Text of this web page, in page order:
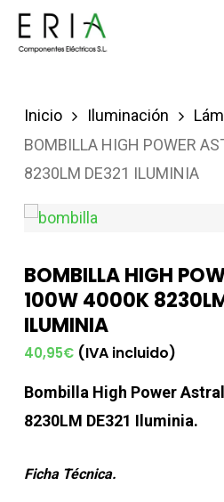
Saltar
Inicio Iluminación
BOMBILLA HIGH POWER
8230LM DE321 ILUMINIA
BOMBILLA HIGH
100W 4000K
ILUMINIA
40,95€ (IVA incluido)
Bombilla High Power
8230LM DE321 Iluminia.
Ficha Técnica.